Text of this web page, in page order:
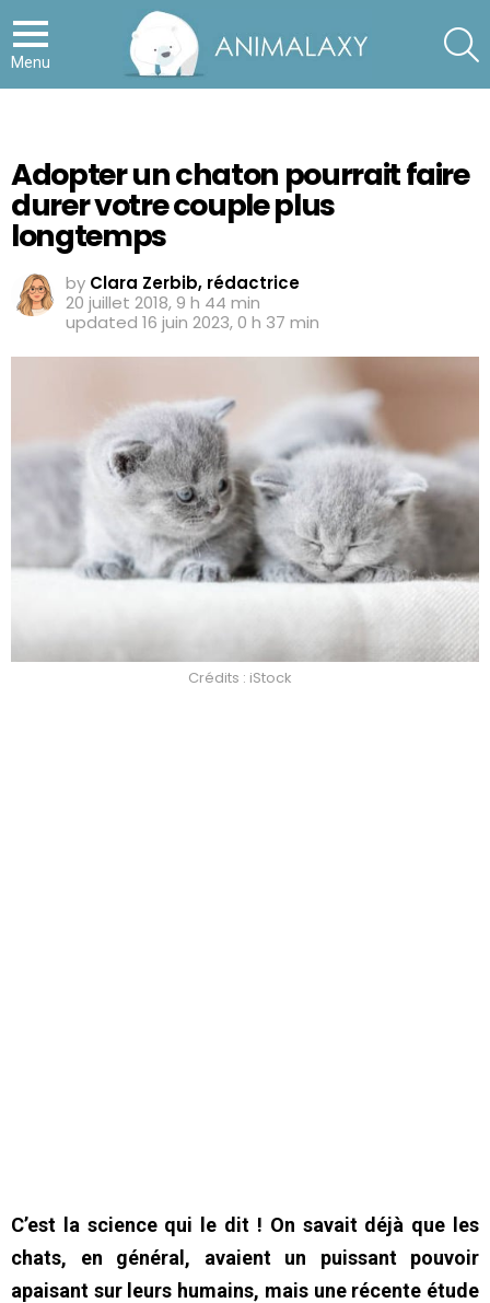
Menu
Adopter un chaton pourrait faire
durer votre couple plus
longtemps
by Clara Zerbib, rédactrice
20 juillet 2018, 9 h 44 min
updated 16 juin 2023, 0 h 37 min
Crédits : iStock
C’est la science qui le dit ! On savait déjà que les
chats, en général, avaient un puissant pouvoir
apaisant sur leurs humains, mais une récente étude